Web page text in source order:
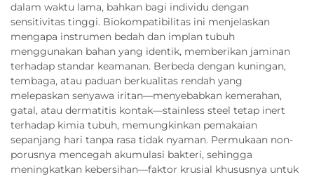
dalam waktu lama, bahkan bagi individu dengan
sensitivitas tinggi. Biokompatibilitas ini menjelaskan
mengapa instrumen bedah dan implan tubuh
menggunakan bahan yang identik, memberikan jaminan
terhadap standar keamanan. Berbeda dengan kuningan,
tembaga, atau paduan berkualitas rendah yang
melepaskan senyawa iritan—menyebabkan kemerahan,
gatal, atau dermatitis kontak—stainless steel tetap inert
terhadap kimia tubuh, memungkinkan pemakaian
sepanjang hari tanpa rasa tidak nyaman. Permukaan non-
porusnya mencegah akumulasi bakteri, sehingga
meningkatkan kebersihan—faktor krusial khususnya untuk